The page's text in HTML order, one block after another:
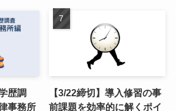
歴調
事務所
【3/22締切】導入修習の事
前課題を効率的に解くポイ